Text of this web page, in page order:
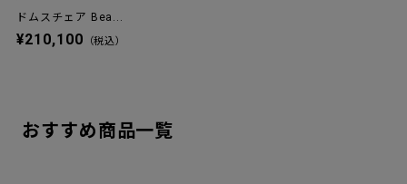
ドムスチェア Bea...
¥210,100 （税込）
おすすめ商品一覧